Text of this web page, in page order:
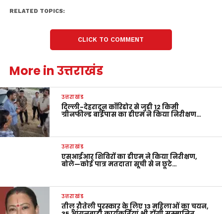
RELATED TOPICS:
CLICK TO COMMENT
More in उत्तराखंड
उत्तराखंड
दिल्ली-देहरादून कॉरिडोर से जुड़ी 12 किमी
ग्रीनफील्ड बाईपास का डीएम ने किया निरीक्षण…
उत्तराखंड
एसआईआर शिविरों का डीएम ने किया निरीक्षण,
बोले—कोई पात्र मतदाता सूची से न छूटे…
उत्तराखंड
तीलू रौतेली पुरस्कार के लिए 13 महिलाओं का चयन,